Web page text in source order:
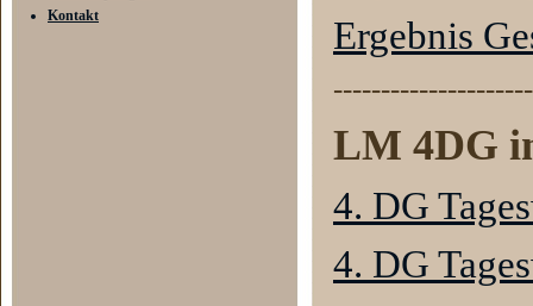
Kontakt
Ergebnis
LM 4DG
4. DG
4. DG